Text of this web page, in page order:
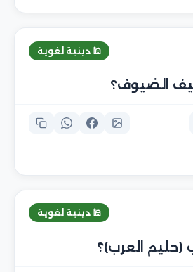
🕌 دينية لغوية
الضيوف؟
🕌 دينية لغوية
العرب)؟